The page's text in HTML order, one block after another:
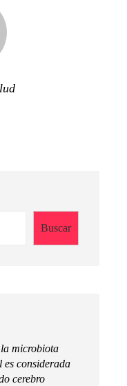
Buscar
microbiota
es considerada
cerebro